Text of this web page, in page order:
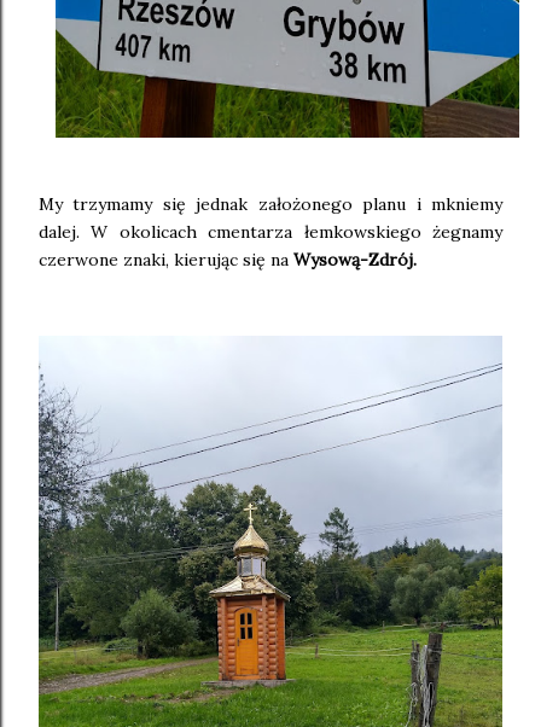
My trzymamy się jednak założonego planu i mkniemy
dalej. W okolicach cmentarza łemkowskiego żegnamy
czerwone znaki, kierując się na Wysową-Zdrój.